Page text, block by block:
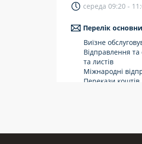
середа 09:20 -
Перелік
Виїзне
Відправлення
та листів
Міжнародні
Перекази коштів